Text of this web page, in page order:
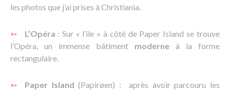
les photos que j’ai prises à Christiania.
➳ L’Opéra : Sur « l’ile » à côté de Paper Island se trouve
l’Opéra, un immense bâtiment moderne à la forme
rectangulaire.
➳ Paper Island(Papirøen) : après avoir parcouru les